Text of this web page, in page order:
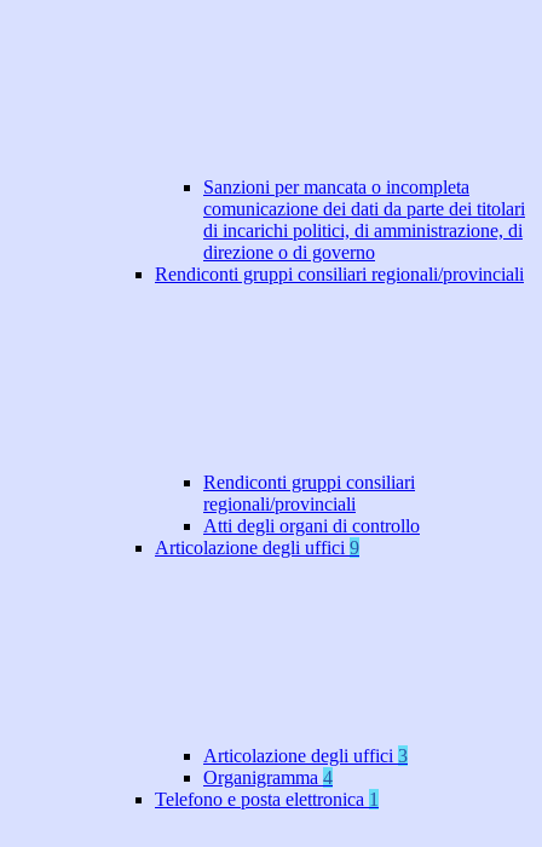
Sanzioni per mancata o incompleta
comunicazione dei dati da parte dei titolari
di incarichi politici, di amministrazione, di
direzione o di governo
Rendiconti gruppi consiliari regionali/provinciali
Rendiconti gruppi consiliari
regionali/provinciali
Atti degli organi di controllo
Articolazione degli uffici 9
Articolazione degli uffici 3
Organigramma 4
Telefono e posta elettronica 1